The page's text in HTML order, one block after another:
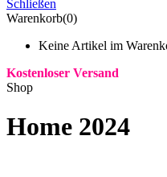
Schließen
Warenkorb(0)
Keine Artikel im
Kostenloser Versand
Shop
Home 2024